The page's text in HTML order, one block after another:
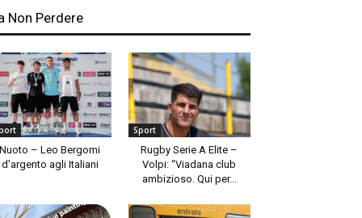
Non Perdere
Nuoto – Leo Bergomi
d’argento agli Italiani
Sport
Rugby Serie A Elite –
Volpi: “Viadana club
ambizioso. Qui per...